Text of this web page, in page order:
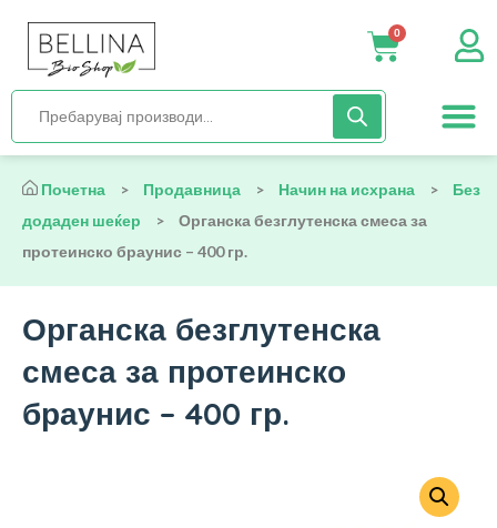
0
Почетна > Продавница > Начин на исхрана >
Без
додаден шеќер
>
Органска безглутенска смеса за
протеинско браунис – 400 гр.
Органска безглутенска
смеса за протеинско
браунис – 400 гр.